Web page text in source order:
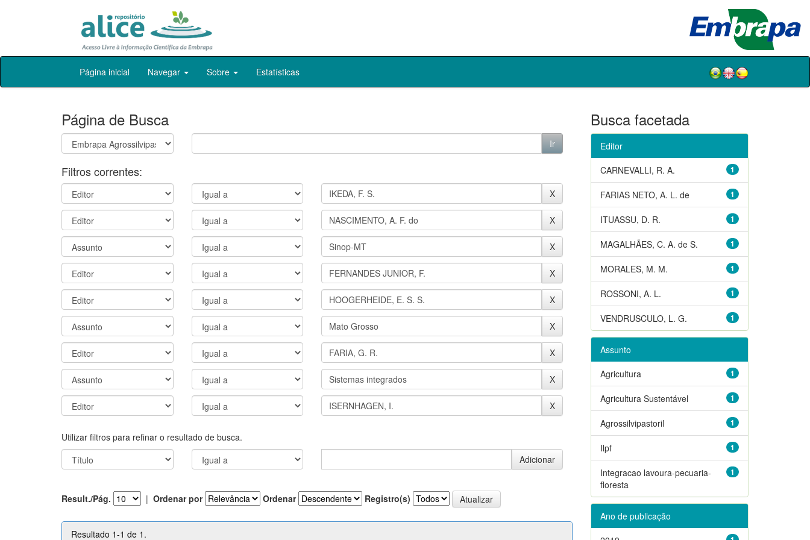
Skip
Página inicial Navegar Sobre Estatísticas
Página de Busca
Filtros correntes:
Utilizar filtros para refinar o resultado de busca.
Result./Pág. | Ordenar por Ordenar Registro(s)
Resultado 1-1 de 1.
Busca facetada
Editor
1
CARNEVALLI, R. A.
1
FARIAS NETO, A. L. de
1
ITUASSU, D. R.
1
MAGALHÃES, C. A. de S.
1
MORALES, M. M.
1
ROSSONI, A. L.
1
VENDRUSCULO, L. G.
Assunto
1
Agricultura
1
Agricultura Sustentável
1
Agrossilvipastoril
1
Ilpf
1
Integracao lavoura-pecuaria-
floresta
Ano de publicação